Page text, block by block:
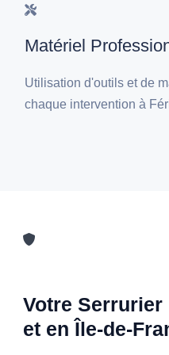
Matériel
Utilisation d'outils et de
chaque intervention à
Votre
et en Île-de-